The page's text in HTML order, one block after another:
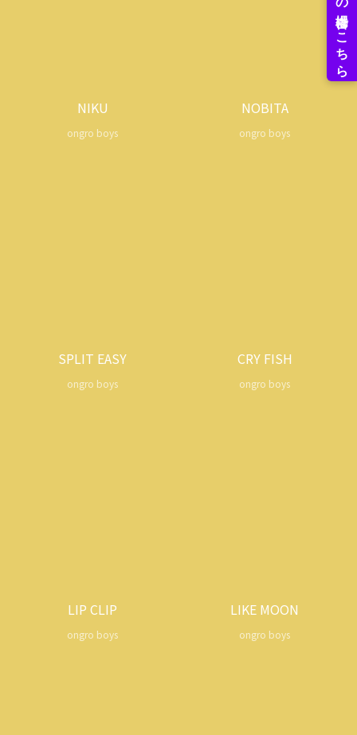
NIKU
ongro boys
NOBITA
ongro boys
SPLIT EASY
ongro boys
CRY FISH
ongro boys
LIP CLIP
ongro boys
LIKE MOON
ongro boys